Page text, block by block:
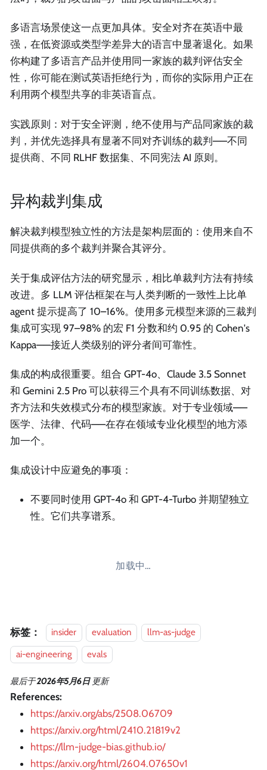
多语言场景使这一点更加具体。安全对齐在英语中最
强，在低资源或类型学差异大的语言中显著退化。如果
你构建了多语言产品并使用同一家族的裁判评估安全
性，你可能在测试英语拒绝行为，而你的实际用户正在
利用两个模型共享的非英语盲点。
实践原则：对于安全评测，绝不使用与产品同家族的裁
判，并优先选择具有显著不同对齐训练的裁判——不同
提供商、不同 RLHF 数据集、不同宪法 AI 原则。
异构裁判集成
解决裁判模型独立性的方法是架构层面的：使用来自不
同提供商的多个裁判并聚合其评分。
关于集成评估方法的研究显示，相比单裁判方法有持续
改进。多 LLM 评估框架在与人类判断的一致性上比单
agent 提示提高了 10–16%。使用多元模型来源的三裁判
集成可实现 97–98% 的宏 F1 分数和约 0.95 的 Cohen's
Kappa——接近人类级别的评分者间可靠性。
集成的构成很重要。组合 GPT-4o、Claude 3.5 Sonnet
和 Gemini 2.5 Pro 可以获得三个具有不同训练数据、对
齐方法和失效模式分布的模型家族。对于专业领域——
医学、法律、代码——在存在领域专业化模型的地方添
加一个。
集成设计中应避免的事项：
不要同时使用 GPT-4o 和 GPT-4-Turbo 并期望独立
性。它们共享谱系。
加载中…
标签： insider evaluation
llm-as-judge
ai-engineering
evals
最后于2026年5月6日 更新
References:
https://arxiv.org/abs/2508.06709
https://arxiv.org/html/2410.21819v2
https://llm-judge-bias.github.io/
https://arxiv.org/html/2604.07650v1